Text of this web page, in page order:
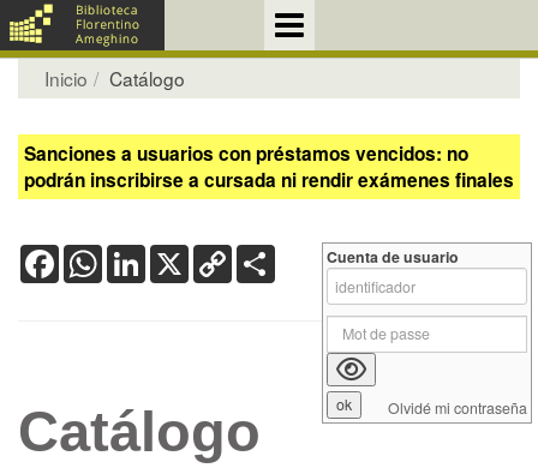
Inicio Catálogo
Sanciones a usuarios con préstamos vencidos: no
podrán inscribirse a cursada ni rendir exámenes finales
FacebookWhatsApp
LinkedIn
X Copy
Link
Catálogo
Cuenta de usuario
Olvidé mi contraseña